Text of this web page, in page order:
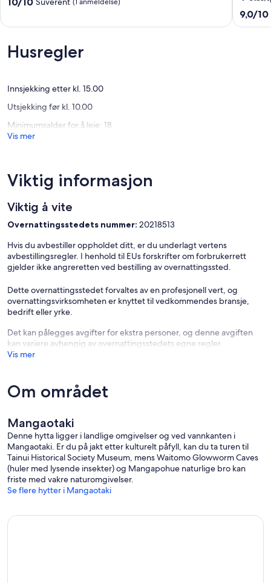
(1
anmeldelse)
(1 anmeldelse)
A
lovely
9.0
av
9,0/10
Husregler
Innsjekking etter kl. 15.00
Utsjekking før kl. 10.00
Minimumsalder for å leie: 18
Vis mer
Viktig informasjon
Viktig å vite
Overnattingsstedets nummer: 20218513
Hvis du avbestiller oppholdet ditt, er du underlagt vertens
avbestillingsregler. I henhold til EUs forskrifter om forbrukerrett
gjelder ikke angreretten ved bestilling av overnattingssted.
Dette overnattingsstedet forvaltes av en profesjonell vert, og
overnattingsvirksomheten er knyttet til vedkommendes bransje,
bedrift eller yrke.
Det kan pålegges avgifter for ekstra personer, og denne avgiften
kan variere avhengig av overnattingsstedets egne regler
Vis mer
Om området
Mangaotaki
Denne hytta ligger i landlige omgivelser og ved vannkanten i
Mangaotaki. Er du på jakt etter kulturelt påfyll, kan du ta turen til
Tainui Historical Society Museum, mens Waitomo Glowworm Caves
(huler med lysende insekter) og Mangapohue naturlige bro kan
friste med vakre naturomgivelser.
Se flere hytter i Mangaotaki